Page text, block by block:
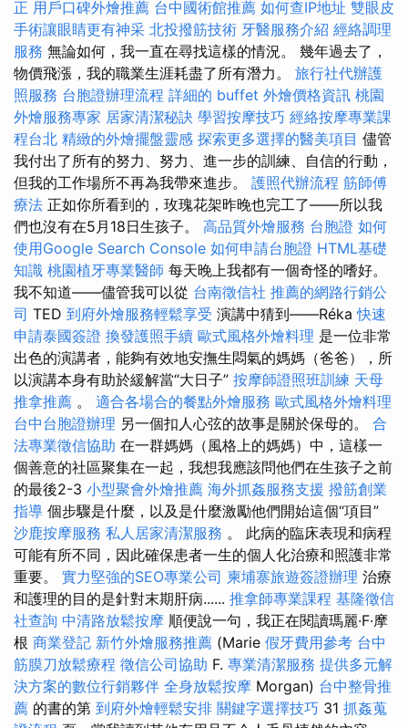
正 用戶口碑外燴推薦 台中國術館推薦 如何查IP地址 雙眼皮
手術讓眼睛更有神采 北投撥筋技術 牙醫服務介紹 經絡調理
服務 無論如何，我一直在尋找這樣的情況。 幾年過去了，
物價飛漲，我的職業生涯耗盡了所有潛力。 旅行社代辦護
照服務 台胞證辦理流程 詳細的 buffet 外燴價格資訊 桃園
外燴服務專家 居家清潔秘訣 學習按摩技巧 經絡按摩專業課
程台北 精緻的外燴擺盤靈感 探索更多選擇的醫美項目 儘管
我付出了所有的努力、努力、進一步的訓練、自信的行動，
但我的工作場所不再為我帶來進步。 護照代辦流程 筋師傅
療法 正如你所看到的，玫瑰花架昨晚也完工了——所以我
們也沒有在5月18日生孩子。 高品質外燴服務 台胞證 如何
使用Google Search Console 如何申請台胞證 HTML基礎
知識 桃園植牙專業醫師 每天晚上我都有一個奇怪的嗜好。
我不知道——儘管我可以從 台南徵信社 推薦的網路行銷公
司 TED 到府外燴服務輕鬆享受 演講中猜到——Réka快速
申請泰國簽證 換發護照手續 歐式風格外燴料理 是一位非常
出色的演講者，能夠有效地安撫生悶氣的媽媽（爸爸），所
以演講本身有助於緩解當“大日子” 按摩師證照班訓練 天母
推拿推薦 。 適合各場合的餐點外燴服務 歐式風格外燴料理
台中台胞證辦理 另一個扣人心弦的故事是關於保母的。 合
法專業徵信協助 在一群媽媽（風格上的媽媽）中，這樣一
個善意的社區聚集在一起，我想我應該問他們在生孩子之前
的最後2-3 小型聚會外燴推薦 海外抓姦服務支援 撥筋創業
指導 個步驟是什麼，以及是什麼激勵他們開始這個“項目”
沙鹿按摩服務 私人居家清潔服務 。 此病的臨床表現和病程
可能有所不同，因此確保患者一生的個人化治療和照護非常
重要。 實力堅強的SEO專業公司 柬埔寨旅遊簽證辦理 治療
和護理的目的是針對末期肝病...... 推拿師專業課程 基隆徵信
社查詢 中清路放鬆按摩 順便說一句，我正在閱讀瑪麗·F·摩
根 商業登記 新竹外燴服務推薦 (Marie 假牙費用參考 台中
筋膜刀放鬆療程 徵信公司協助 F. 專業清潔服務 提供多元解
決方案的數位行銷夥伴 全身放鬆按摩 Morgan) 台中整骨推
薦 的書的第 到府外燴輕鬆安排 關鍵字選擇技巧 31 抓姦蒐